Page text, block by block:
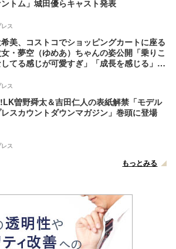
ントム」城田優らキャスト発表
ス
美、コストコでショッピングカートに座る
・夢空（ゆめあ）ちゃんの姿公開「乗りこ
てる感じが可愛すぎ」「成長を感じる」の
ス
曽野舜太＆吉田仁人の表紙解禁「モデル
スカウントダウンマガジン」巻頭に登場
ス
もっとみる